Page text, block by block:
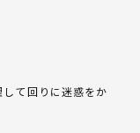
て回りに迷惑をか